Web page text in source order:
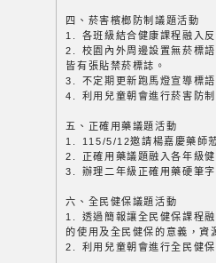
四、菸害檳榔防制議題活動
1. 各班級結合健康課程融入
2. 校園內外周邊設置無菸標
皆有張貼禁菸標誌。
3. 不定期更新跑馬燈宣導標
4. 利用兒童朝會進行菸害防
五、正確用藥議題活動
1. 115/5/12邀請楊嘉慶藥師
2. 正確用藥議題融入各年級
3. 辦理二年級正確用藥硬筆
六、全民健保議題活動
1. 透過簡報讓全民健保課程
的使用及全民健保的意義，資
2. 利用兒童朝會進行全民健